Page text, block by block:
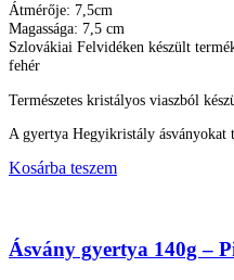
Átmérője: 7,5cm
Magassága: 7,5 cm
Szlovákiai Felvidéken készült
fehér
Természetes kristályos viaszból
A gyertya Hegyikristály ásványokat
Kosárba teszem
Ásvány gyertya 140g –